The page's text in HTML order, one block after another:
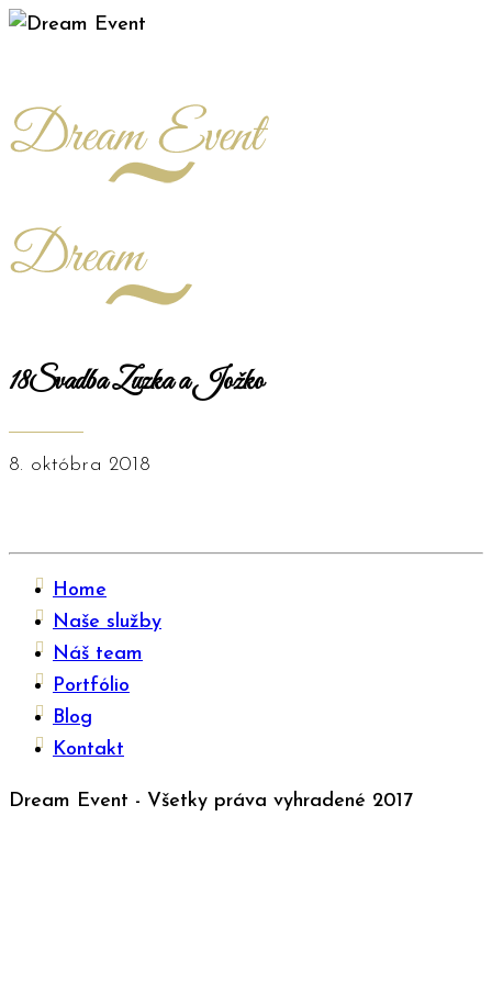
18Svadba Zuzka a Jožko
8. októbra 2018
Home
Naše služby
Náš team
Portfólio
Blog
Kontakt
Dream Event - Všetky práva vyhradené 2017